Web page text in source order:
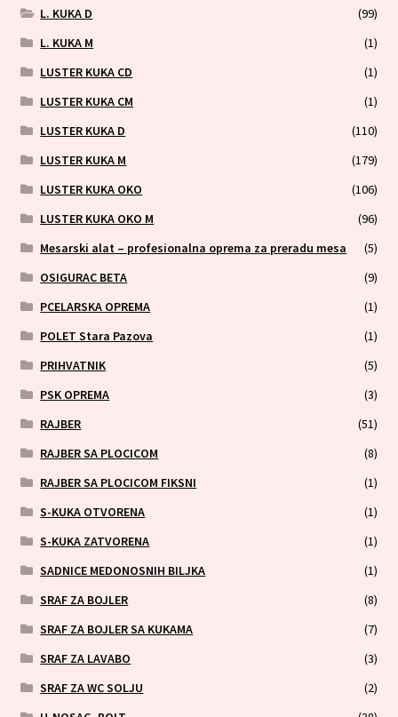
L. KUKA D
(99)
L. KUKA M
(1)
LUSTER KUKA CD
(1)
LUSTER KUKA CM
(1)
LUSTER KUKA D
(110)
LUSTER KUKA M
(179)
LUSTER KUKA OKO
(106)
LUSTER KUKA OKO M
(96)
Mesarski alat – profesionalna oprema za preradu mesa
(5)
OSIGURAC BETA
(9)
PCELARSKA OPREMA
(1)
POLET Stara Pazova
(1)
PRIHVATNIK
(5)
PSK OPREMA
(3)
RAJBER
(51)
RAJBER SA PLOCICOM
(8)
RAJBER SA PLOCICOM FIKSNI
(1)
S-KUKA OTVORENA
(1)
S-KUKA ZATVORENA
(1)
SADNICE MEDONOSNIH BILJKA
(1)
SRAF ZA BOJLER
(8)
SRAF ZA BOJLER SA KUKAMA
(7)
SRAF ZA LAVABO
(3)
SRAF ZA WC SOLJU
(2)